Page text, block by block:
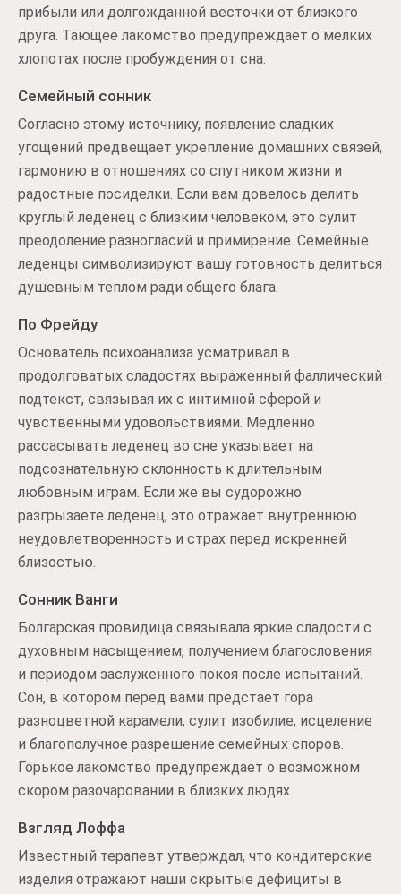
прибыли или долгожданной весточки от близкого
друга. Тающее лакомство предупреждает о мелких
хлопотах после пробуждения от сна.
Семейный сонник
Согласно этому источнику, появление сладких
угощений предвещает укрепление домашних связей,
гармонию в отношениях со спутником жизни и
радостные посиделки. Если вам довелось делить
круглый леденец с близким человеком, это сулит
преодоление разногласий и примирение. Семейные
леденцы символизируют вашу готовность делиться
душевным теплом ради общего блага.
По Фрейду
Основатель психоанализа усматривал в
продолговатых сладостях выраженный фаллический
подтекст, связывая их с интимной сферой и
чувственными удовольствиями. Медленно
рассасывать леденец во сне указывает на
подсознательную склонность к длительным
любовным играм. Если же вы судорожно
разгрызаете леденец, это отражает внутреннюю
неудовлетворенность и страх перед искренней
близостью.
Сонник Ванги
Болгарская провидица связывала яркие сладости с
духовным насыщением, получением благословения
и периодом заслуженного покоя после испытаний.
Сон, в котором перед вами предстает гора
разноцветной карамели, сулит изобилие, исцеление
и благополучное разрешение семейных споров.
Горькое лакомство предупреждает о возможном
скором разочаровании в близких людях.
Взгляд Лоффа
Известный терапевт утверждал, что кондитерские
изделия отражают наши скрытые дефициты в